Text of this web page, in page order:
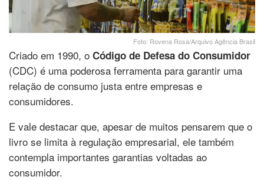
Foto: Rovena Rosa/Arquivo Agência Brasil
Criado em 1990, o Código de Defesa do Consumidor
(CDC) é uma poderosa ferramenta para garantir uma
relação de consumo justa entre empresas e
consumidores.
E vale destacar que, apesar de muitos pensarem que o
livro se limita à regulação empresarial, ele também
contempla importantes garantias voltadas ao
consumidor.